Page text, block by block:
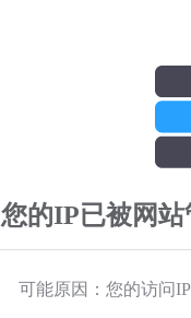
您的IP已被网
可能原因：您的访问